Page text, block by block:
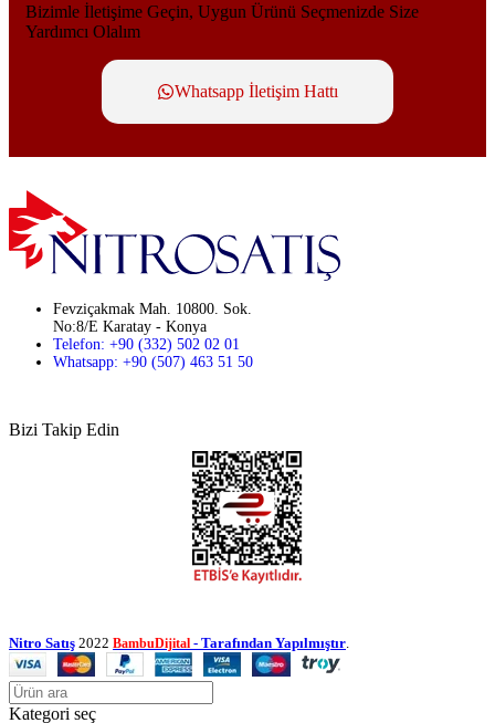
Bizimle İletişime Geçin, Uygun Ürünü Seçmenizde Size
Yardımcı Olalım
Whatsapp İletişim Hattı
Fevziçakmak Mah. 10800. Sok.
No:8/E Karatay - Konya
Telefon: +90 (332) 502 02 01
Whatsapp: +90 (507) 463 51 50
Bizi Takip Edin
Nitro Satış 2022 BambuDijital - Tarafından Yapılmıştır
Kategori seç